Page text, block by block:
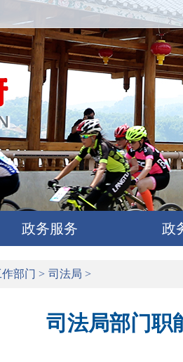
政务服务 政
部门 > 司法局 >
司法局部门职